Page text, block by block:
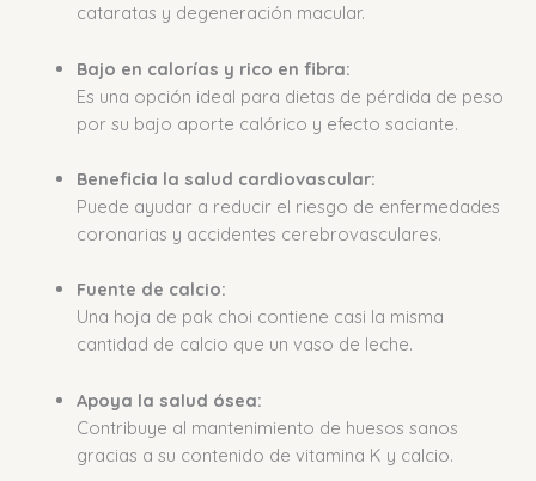
cataratas y degeneración macular.
Bajo en calorías y rico en fibra:
Es una opción ideal para dietas de pérdida de peso
por su bajo aporte calórico y efecto saciante.
Beneficia la salud cardiovascular:
Puede ayudar a reducir el riesgo de enfermedades
coronarias y accidentes cerebrovasculares.
Fuente de calcio:
Una hoja de pak choi contiene casi la misma
cantidad de calcio que un vaso de leche.
Apoya la salud ósea:
Contribuye al mantenimiento de huesos sanos
gracias a su contenido de vitamina K y calcio.